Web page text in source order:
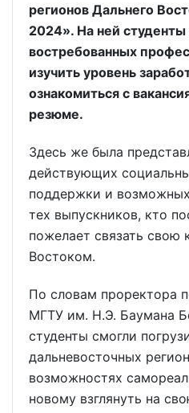
регионов Дальнего
2024». На ней студенты
востребованных
изучить уровень
ознакомиться с
резюме.
Здесь же была
действующих
поддержки и
тех выпускников, кто
пожелает связать свою
Востоком.
По словам проректора
МГТУ им. Н.Э. Баумана
студенты смогли
дальневосточных
возможностях
новому взглянуть на